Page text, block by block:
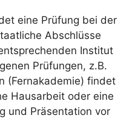
eine Prüfung bei der
Abschlüsse
Institut
Prüfungen, z.B.
(Fernakademie) findet
Hausarbeit oder eine
und Präsentation vor